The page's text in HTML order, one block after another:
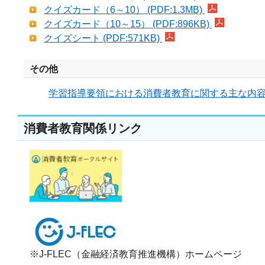
クイズカード（6～10） (PDF:1.3MB)
クイズカード（10～15） (PDF:896KB)
クイズシート (PDF:571KB)
その他
学習指導要領における消費者教育に関する主な内
消費者教育関係リンク
※J-FLEC（金融経済教育推進機構）ホームページ